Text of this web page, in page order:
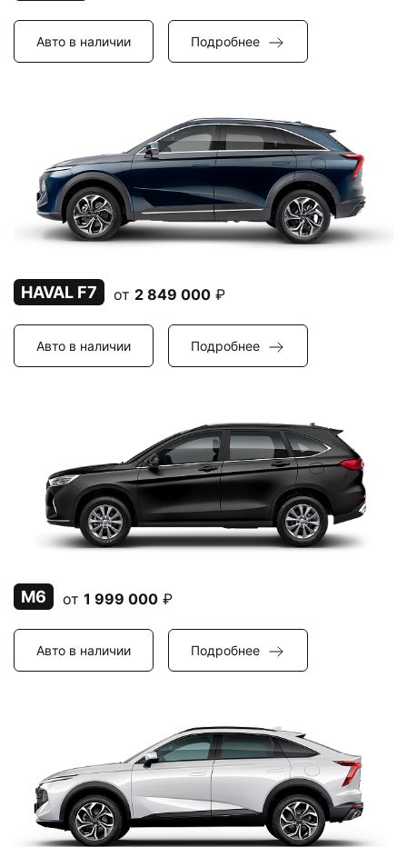
Авто в наличии Подробнее
HAVAL F7 от 2 849 000 ₽
Авто в наличии Подробнее
M6 от 1 999 000 ₽
Авто в наличии Подробнее